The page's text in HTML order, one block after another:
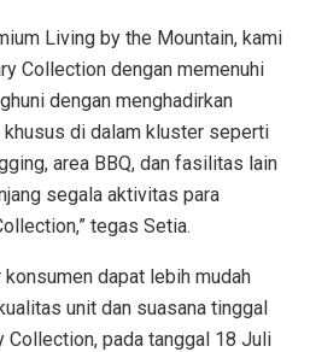
Living by the Mountain, kami
Collection dengan memenuhi
dengan menghadirkan
di dalam kluster seperti
area BBQ, dan fasilitas lain
segala aktivitas para
tegas Setia.
konsumen dapat lebih mudah
unit dan suasana tinggal
Collection, pada tanggal 18 Juli